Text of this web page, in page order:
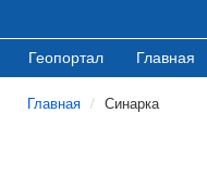
Геопортал Главная
Главная Синарка